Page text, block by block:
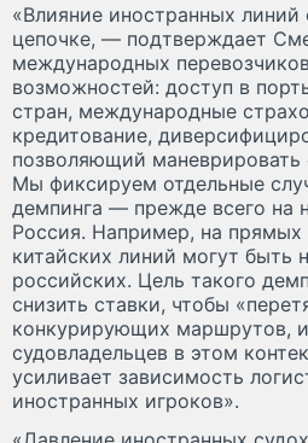
«Влияние иностранных
цепочке, — подтверждает
международных
возможностей: доступ в
стран, международные
кредитование,
позволяющий
Мы фиксируем отдельные
демпинга — прежде всего на
Россия. Например, на прямых
китайских линий могут быть
российских. Цель такого
снизить ставки, чтобы
конкурирующих маршрутов,
судовладельцев в этом
усиливает зависимость
иностранных игроков».